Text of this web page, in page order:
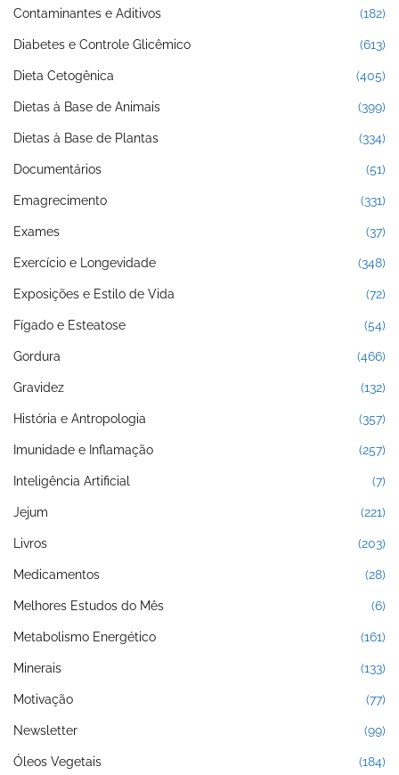
Contaminantes e Aditivos (182)
Diabetes e Controle Glicêmico (613)
Dieta Cetogênica (405)
Dietas à Base de Animais (399)
Dietas à Base de Plantas (334)
Documentários (51)
Emagrecimento (331)
Exames (37)
Exercício e Longevidade (348)
Exposições e Estilo de Vida (72)
Fígado e Esteatose (54)
Gordura (466)
Gravidez (132)
História e Antropologia (357)
Imunidade e Inflamação (257)
Inteligência Artificial (7)
Jejum (221)
Livros (203)
Medicamentos (28)
Melhores Estudos do Mês (6)
Metabolismo Energético (161)
Minerais (133)
Motivação (77)
Newsletter (99)
Óleos Vegetais (184)